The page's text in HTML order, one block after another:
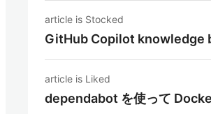
article is Stocked
GitHub Copilot knowledge
article is Liked
dependabot を使って